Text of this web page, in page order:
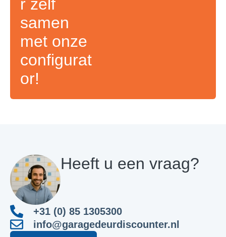
r zelf
samen
met onze
configurat
or!
Heeft u een vraag?
+31 (0) 85 1305300
info@garagedeurdiscounter.nl